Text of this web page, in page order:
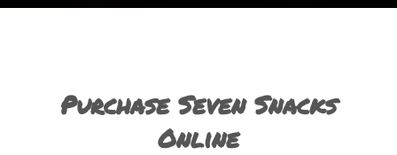
Purchase Seven Snacks
Online